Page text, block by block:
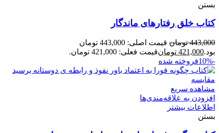
بستن
کتاب خلق رفتارهای ماندگار
443,000 تومان
قیمت اصلی: 443,000 تومان
بود.421,000 تومانقیمت فعلی: 421,000 تومان.
-10%
فروخته شده
مقایسه
مشاهده سریع
افزودن به علاقه‌مندی‌ها
اطلاعات بیشتر
بستن